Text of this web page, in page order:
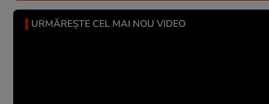
URMĂREȘTE CEL MAI NOU VIDEO